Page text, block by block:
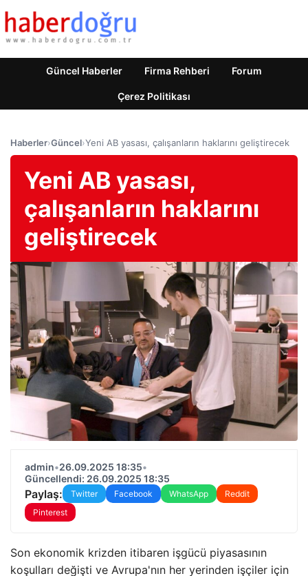
Güncel Haberler Firma Rehberi Forum
Çerez Politikası
Haberler›Güncel›Yeni AB yasası, çalışanların haklarını geliştirecek
Yeni AB yasası,
çalışanların haklarını
geliştirecek
admin•26.09.2025 18:35•
Güncellendi: 26.09.2025 18:35
Paylaş: Twitter Facebook WhatsApp
Reddit
Pinterest
Son ekonomik krizden itibaren işgücü piyasasının
koşulları değişti ve Avrupa'nın her yerinden işçiler için